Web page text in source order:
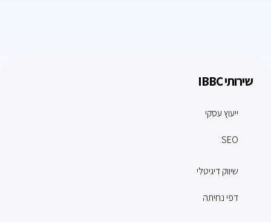
שירותי IBBC
ייעוץ עסקי
SEO
שיווק דיגיטלי
דפי נחיתה